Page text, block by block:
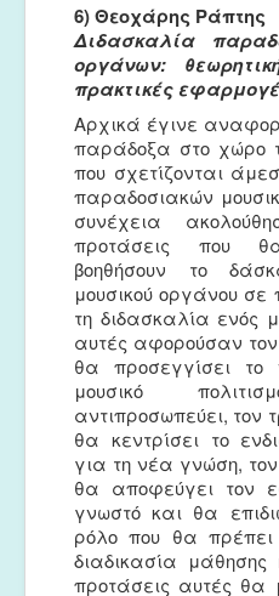
6) Θεοχάρης Ράπτης
Διδασκαλία
οργάνων:
πρακτικές
Αρχικά έγινε
παράδοξα στο χώρο
που σχετίζονται
παραδοσιακών
συνέχεια
προτάσεις που
βοηθήσουν το
μουσικού οργάνου
τη διδασκαλία ενός
αυτές αφορούσαν
θα προσεγγίσει
μουσικό
αντιπροσωπεύει, τον
θα κεντρίσει το
για τη νέα γνώση,
θα αποφεύγει τον
γνωστό και θα
ρόλο που θα
διαδικασία
προτάσεις αυτές θα